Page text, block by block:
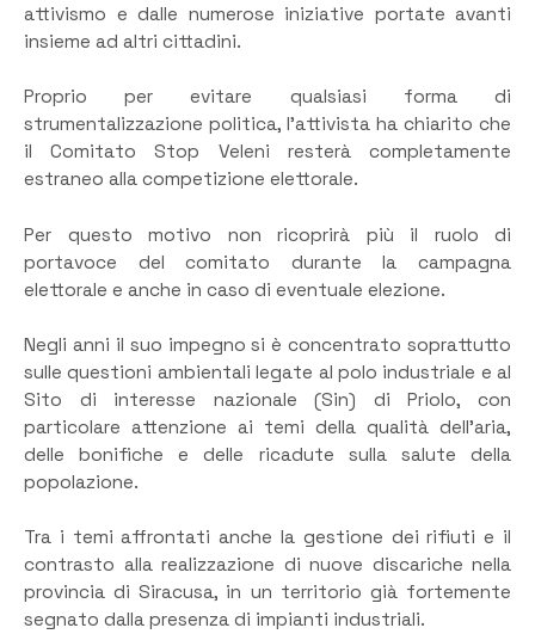
attivismo e dalle numerose iniziative portate avanti
insieme ad altri cittadini.
Proprio per evitare qualsiasi forma di
strumentalizzazione politica, l’attivista ha chiarito che
il Comitato Stop Veleni resterà completamente
estraneo alla competizione elettorale.
Per questo motivo non ricoprirà più il ruolo di
portavoce del comitato durante la campagna
elettorale e anche in caso di eventuale elezione.
Negli anni il suo impegno si è concentrato soprattutto
sulle questioni ambientali legate al polo industriale e al
Sito di interesse nazionale (Sin) di Priolo, con
particolare attenzione ai temi della qualità dell’aria,
delle bonifiche e delle ricadute sulla salute della
popolazione.
Tra i temi affrontati anche la gestione dei rifiuti e il
contrasto alla realizzazione di nuove discariche nella
provincia di Siracusa, in un territorio già fortemente
segnato dalla presenza di impianti industriali.